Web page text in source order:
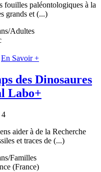
fouilles paléontologiques à la
grands et (...)
Adultes
En Savoir +
des Dinosaures
Labo+
4
aider à de la Recherche
et traces de (...)
Familles
(France)